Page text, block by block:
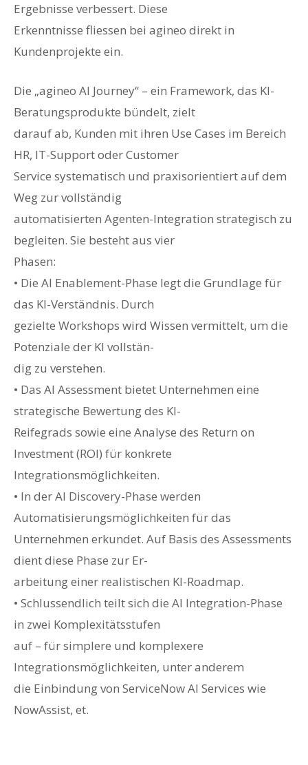
Ergebnisse verbessert. Diese
Erkenntnisse fliessen bei agineo direkt in
Kundenprojekte ein.
Die „agineo AI Journey“ – ein Framework, das KI-
Beratungsprodukte bündelt, zielt
darauf ab, Kunden mit ihren Use Cases im Bereich
HR, IT-Support oder Customer
Service systematisch und praxisorientiert auf dem
Weg zur vollständig
automatisierten Agenten-Integration strategisch zu
begleiten. Sie besteht aus vier
Phasen:
• Die AI Enablement-Phase legt die Grundlage für
das KI-Verständnis. Durch
gezielte Workshops wird Wissen vermittelt, um die
Potenziale der KI vollstän-
dig zu verstehen.
• Das AI Assessment bietet Unternehmen eine
strategische Bewertung des KI-
Reifegrads sowie eine Analyse des Return on
Investment (ROI) für konkrete
Integrationsmöglichkeiten.
• In der AI Discovery-Phase werden
Automatisierungsmöglichkeiten für das
Unternehmen erkundet. Auf Basis des Assessments
dient diese Phase zur Er-
arbeitung einer realistischen KI-Roadmap.
• Schlussendlich teilt sich die AI Integration-Phase
in zwei Komplexitätsstufen
auf – für simplere und komplexere
Integrationsmöglichkeiten, unter anderem
die Einbindung von ServiceNow AI Services wie
NowAssist, et.